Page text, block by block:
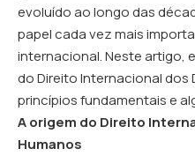
evoluído ao longo das
papel cada vez mais
internacional. Neste artigo,
do Direito Internacional dos
princípios fundamentais e
A origem do Direito
Humanos